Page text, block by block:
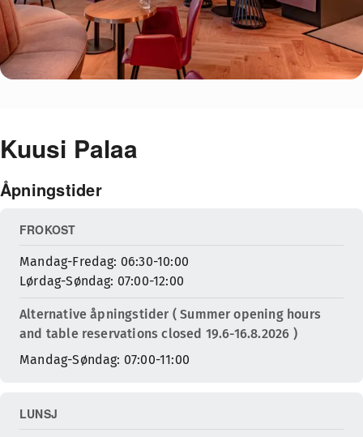
Kuusi Palaa
Åpningstider
FROKOST
Mandag-Fredag: 06:30-10:00
Lørdag-Søndag: 07:00-12:00
Alternative åpningstider ( Summer opening hours
and table reservations closed 19.6-16.8.2026 )
Mandag-Søndag: 07:00-11:00
LUNSJ